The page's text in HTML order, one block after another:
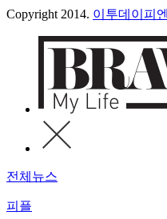
Copyright 2014. 이투데이피
전체뉴스
피플